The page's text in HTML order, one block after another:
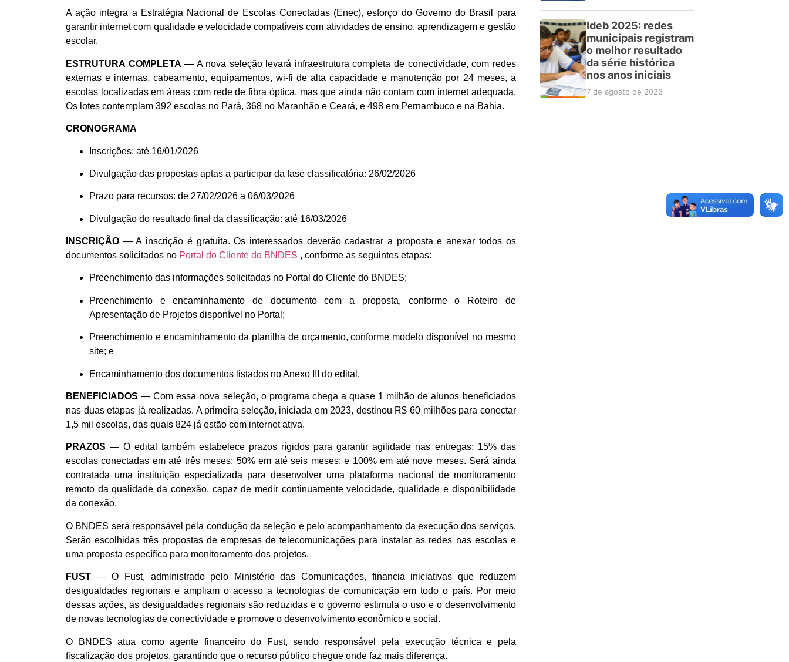
A ação integra a Estratégia Nacional de Escolas Conectadas (Enec), esforço do Governo do Brasil para
garantir internet com qualidade e velocidade compatíveis com atividades de ensino, aprendizagem e gestão
escolar.
ESTRUTURA COMPLETA— A nova seleção levará infraestrutura completa de conectividade, com redes
externas e internas, cabeamento, equipamentos, wi-fi de alta capacidade e manutenção por 24 meses, a
escolas localizadas em áreas com rede de fibra óptica, mas que ainda não contam com internet adequada.
Os lotes contemplam 392 escolas no Pará, 368 no Maranhão e Ceará, e 498 em Pernambuco e na Bahia.
CRONOGRAMA
Inscrições: até 16/01/2026
Divulgação das propostas aptas a participar da fase classificatória: 26/02/2026
Prazo para recursos: de 27/02/2026 a 06/03/2026
Divulgação do resultado final da classificação: até 16/03/2026
INSCRIÇÃO — A inscrição é gratuita. Os interessados deverão cadastrar a proposta e anexar todos os
documentos solicitados no Portal do Cliente do BNDES , conforme as seguintes etapas:
Preenchimento das informações solicitadas no Portal do Cliente do BNDES;
Preenchimento e encaminhamento de documento com a proposta, conforme o Roteiro de
Apresentação de Projetos disponível no Portal;
Preenchimento e encaminhamento da planilha de orçamento, conforme modelo disponível no mesmo
site; e
Encaminhamento dos documentos listados no Anexo III do edital.
BENEFICIADOS— Com essa nova seleção, o programa chega a quase 1 milhão de alunos beneficiados
nas duas etapas já realizadas. A primeira seleção, iniciada em 2023, destinou R$ 60 milhões para conectar
1,5 mil escolas, das quais 824 já estão com internet ativa.
PRAZOS— O edital também estabelece prazos rígidos para garantir agilidade nas entregas: 15% das
escolas conectadas em até três meses; 50% em até seis meses; e 100% em até nove meses. Será ainda
contratada uma instituição especializada para desenvolver uma plataforma nacional de monitoramento
remoto da qualidade da conexão, capaz de medir continuamente velocidade, qualidade e disponibilidade
da conexão.
O BNDES será responsável pela condução da seleção e pelo acompanhamento da execução dos serviços.
Serão escolhidas três propostas de empresas de telecomunicações para instalar as redes nas escolas e
uma proposta específica para monitoramento dos projetos.
FUST — O Fust, administrado pelo Ministério das Comunicações, financia iniciativas que reduzem
desigualdades regionais e ampliam o acesso a tecnologias de comunicação em todo o país. Por meio
dessas ações, as desigualdades regionais são reduzidas e o governo estimula o uso e o desenvolvimento
de novas tecnologias de conectividade e promove o desenvolvimento econômico e social.
O BNDES atua como agente financeiro do Fust, sendo responsável pela execução técnica e pela
fiscalização dos projetos, garantindo que o recurso público chegue onde faz mais diferença.
Ideb 2025: redes
municipais registram
o melhor resultado
da série histórica
nos anos iniciais
7 de agosto de 2026